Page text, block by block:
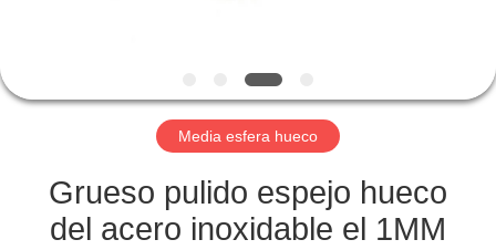
DE
ÉNTRENOS
Media esfera hueco
Grueso pulido espejo hueco
del acero inoxidable el 1MM